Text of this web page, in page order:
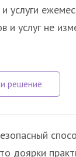
и услуг не
доярки